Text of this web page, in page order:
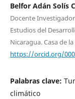
Belfor Adán Solís
Docente
Estudios del
Nicaragua. Casa de
https://orcid.org/
Palabras clave:
climático